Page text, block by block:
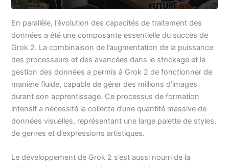
En parallèle, l’évolution des capacités de traitement des
données a été une composante essentielle du succès de
Grok 2. La combinaison de l’augmentation de la puissance
des processeurs et des avancées dans le stockage et la
gestion des données a permis à Grok 2 de fonctionner de
manière fluide, capable de gérer des millions d’images
durant son apprentissage. Ce processus de formation
intensif a nécessité la collecte d’une quantité massive de
données visuelles, représentant une large palette de styles,
de genres et d’expressions artistiques.
Le développement de Grok 2 s’est aussi nourri de la